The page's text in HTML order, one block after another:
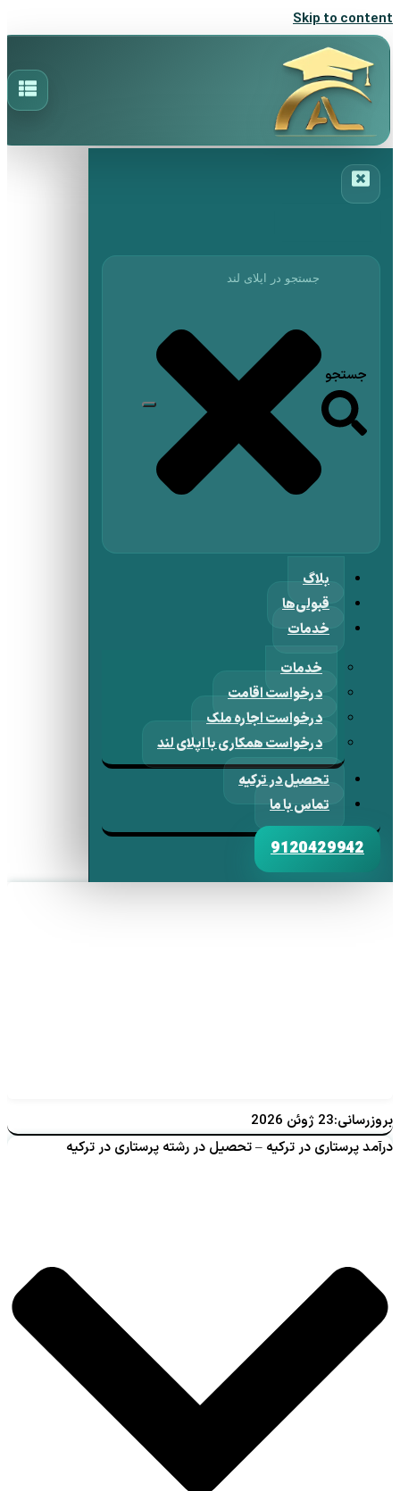
Skip to content
جستجو
بلاگ
قبولی‌ها
خدمات
خدمات
درخواست اقامت
درخواست اجاره ملک
درخواست همکاری با اپلای لند
تحصیل در ترکیه
تماس با ما
9120429942
بروزرسانی:23 ژوئن 2026
درآمد پرستاری در ترکیه – تحصیل در رشته پرستاری در ترکیه